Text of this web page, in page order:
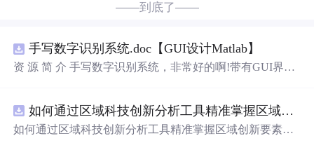
——到底了——
手写数字识别系统.doc【GUI设计Matlab】
资 源 简 介 手写数字识别系统，非常好的啊!带有GUI界
带有直观的图形用户界面（GUI），非常容易使用。你只
需要将手写数字输入系统，它将立即给出准确的识别结
如何通过区域科技创新分析工具精准掌握区域创新要素分布与产业链融合现状？.docx
如何通过区域科技创新分析工具精准掌握区域创新要素分